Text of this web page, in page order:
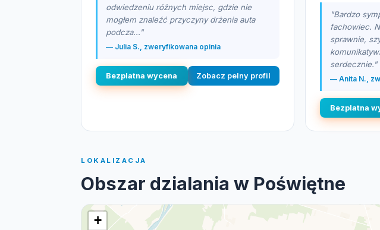
odwiedzeniu różnych miejsc, gdzie nie
mogłem znaleźć przyczyny drżenia auta
podcza..."
— Julia S., zweryfikowana opinia
Bezplatna wycena Zobacz pelny profil
"Bardzo
fachowiec.
sprawnie,
serdecznie."
— Anita N.,
Bezplatna
LOKALIZACJA
Obszar dzialania w Poświętne
+